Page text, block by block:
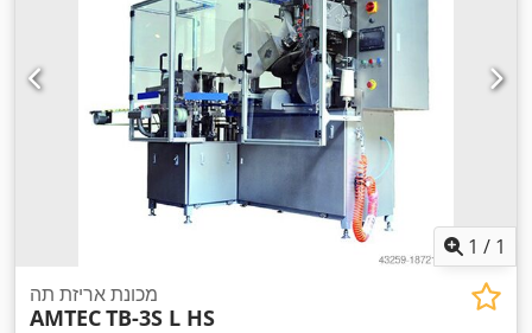
1 / 1
מכונת אריזת תה
AMTECTB-3S L HS